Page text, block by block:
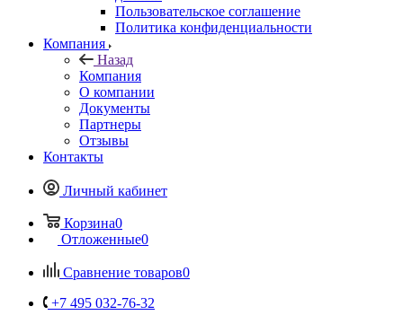
Пользовательское соглашение
Политика конфиденциальности
Компания
Назад
Компания
О компании
Документы
Партнеры
Отзывы
Контакты
Личный кабинет
Корзина0
Отложенные0
Сравнение товаров0
+7 495 032-76-32